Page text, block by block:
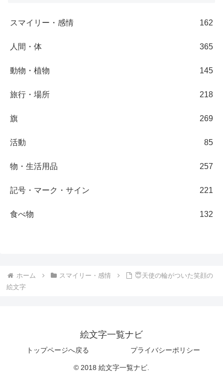
スマイリー・感情 162
人間・体 365
動物・植物 145
旅行・場所 218
旗 269
活動 85
物・生活用品 257
記号・マーク・サイン 221
食べ物 132
ホーム スマイリー・感情
😇天使の輪がついた笑顔の
絵文字
絵文字一覧ナビ
トップページへ戻る プライバシーポリシー
© 2018 絵文字一覧ナビ.